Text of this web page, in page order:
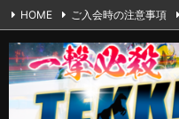
HOME ご入会時の注意事項
Twitter LINE RSS